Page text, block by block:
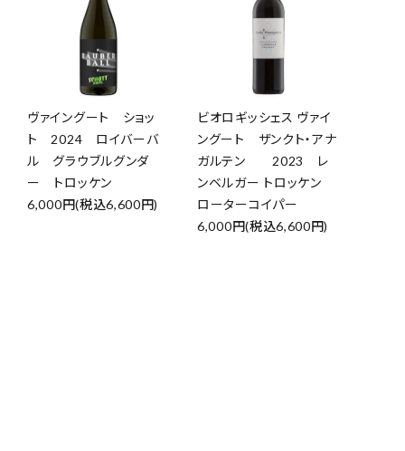
ヴァイングート ショッ
ト 2024 ロイバーバ
ル グラウブルグンダ
ー トロッケン
6,000円(税込6,600円)
ビオロギッシェス ヴァイ
ングート ザンクト・アナ
ガルテン 2023 レ
ンベルガー トロッケン
ローターコイパー
6,000円(税込6,600円)